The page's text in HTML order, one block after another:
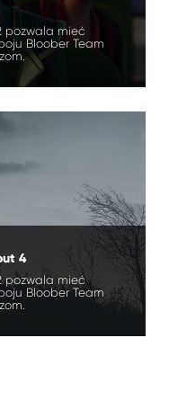
pozwala mieć
Bloober Team
4
pozwala mieć
Bloober Team